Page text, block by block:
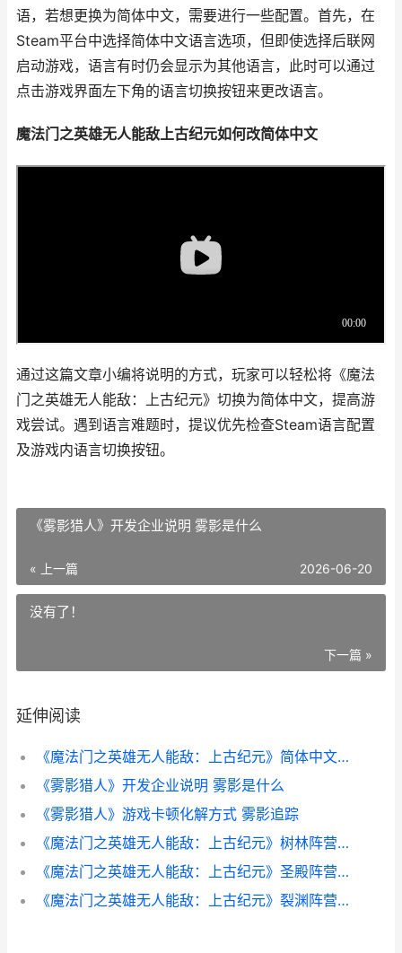
语，若想更换为简体中文，需要进行一些配置。首先，在
Steam平台中选择简体中文语言选项，但即使选择后联网
启动游戏，语言有时仍会显示为其他语言，此时可以通过
点击游戏界面左下角的语言切换按钮来更改语言。
魔法门之英雄无人能敌上古纪元如何改简体中文
通过这篇文章小编将说明的方式，玩家可以轻松将《魔法
门之英雄无人能敌：上古纪元》切换为简体中文，提高游
戏尝试。遇到语言难题时，提议优先检查Steam语言配置
及游戏内语言切换按钮。
《雾影猎人》开发企业说明 雾影是什么
« 上一篇 2026-06-20
没有了！
下一篇 »
延伸阅读
《魔法门之英雄无人能敌：上古纪元》简体中文切换方式 魔法门之英雄无敌上古纪元正式版什么时候出
《雾影猎人》开发企业说明 雾影是什么
《雾影猎人》游戏卡顿化解方式 雾影追踪
《魔法门之英雄无人能敌：上古纪元》树林阵营方法详细解答 魔法门之英雄无敌上古纪元正式版什么时候出
《魔法门之英雄无人能敌：上古纪元》圣殿阵营方法详细解答 魔法门之英雄无敌3重制版
《魔法门之英雄无人能敌：上古纪元》裂渊阵营方法详细解答 魔法门之英雄无敌3套装图